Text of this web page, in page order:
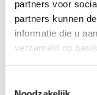
partners voor
partners kunnen
informatie die u
verzameld op